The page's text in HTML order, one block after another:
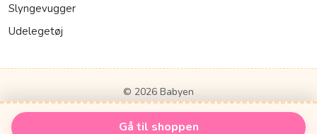
Gå til shoppen
Slyngevugger
Udelegetøj
© 2026 Babyen